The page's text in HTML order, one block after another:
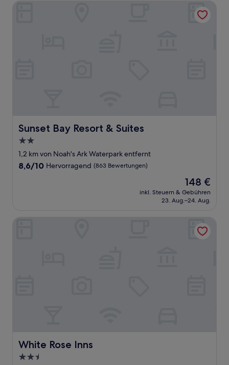
Sunset Bay Resort & Suites
Sunset Bay Resort & Suites
2.0-
Sterne-
Unterkunft
1,2 km von Noah's Ark Waterpark entfernt
8.6
8,6/10 Hervorragend (863 Bewertungen)
Der
Preis
beträgt
148 €
inkl. Steuern & Gebühren
23. Aug.–24. Aug.
White Rose Inns
White Rose Inns
2.5-